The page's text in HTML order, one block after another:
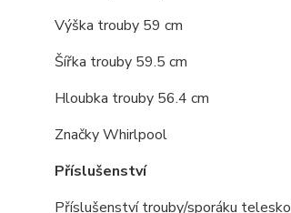
Výška trouby 59 cm
Šířka trouby 59.5 cm
Hloubka trouby 56.4 cm
Značky Whirlpool
Příslušenství
Příslušenství trouby/sporáku